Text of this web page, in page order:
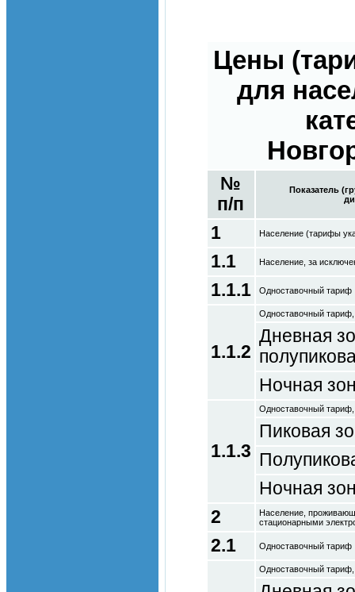
Цены
для
№
п/п
Показатель
1 Население (тарифы
1.1 Население, за
1.1.1 Одноставочный тариф
1.1.2
Одноставочный
Дневная
Ночная
1.1.3
Одноставочный
Пиковая
Ночная
2
Население,
стационарными
2.1 Одноставочный тариф
Одноставочный